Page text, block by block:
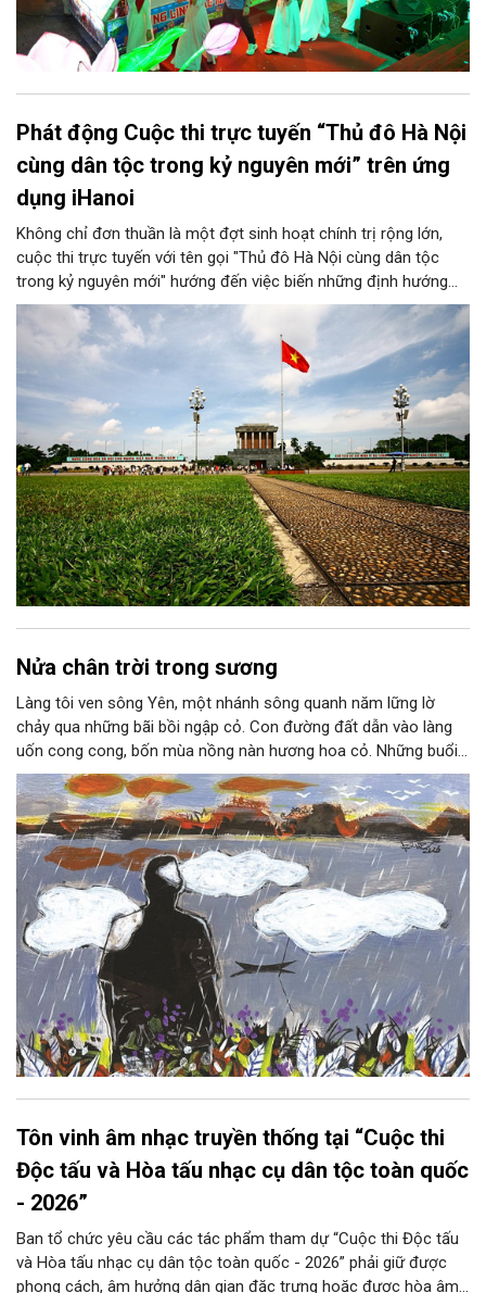
Phát động Cuộc thi trực tuyến “Thủ đô Hà Nội
cùng dân tộc trong kỷ nguyên mới” trên ứng
dụng iHanoi
Không chỉ đơn thuần là một đợt sinh hoạt chính trị rộng lớn,
cuộc thi trực tuyến với tên gọi "Thủ đô Hà Nội cùng dân tộc
trong kỷ nguyên mới" hướng đến việc biến những định hướng
chiến lược trong Nghị quyết số 02-NQ/TW của Bộ Chính trị
thành niềm tin, thành nhận thức chung của mỗi người dân.
Nửa chân trời trong sương
Làng tôi ven sông Yên, một nhánh sông quanh năm lững lờ
chảy qua những bãi bồi ngập cỏ. Con đường đất dẫn vào làng
uốn cong cong, bốn mùa nồng nàn hương hoa cỏ. Những buổi
hoàng hôn, khi nắng đã dịu xuống phía cuối sông, đám hoa tím
lại thẫm màu như có ai vừa rắc lên một lớp khói.
Tôn vinh âm nhạc truyền thống tại “Cuộc thi
Độc tấu và Hòa tấu nhạc cụ dân tộc toàn quốc
- 2026”
Ban tổ chức yêu cầu các tác phẩm tham dự “Cuộc thi Độc tấu
và Hòa tấu nhạc cụ dân tộc toàn quốc - 2026” phải giữ được
phong cách, âm hưởng dân gian đặc trưng hoặc được hòa âm,